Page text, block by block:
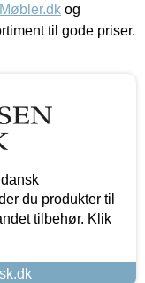
og
til gode priser.
du produkter til
tilbehør. Klik